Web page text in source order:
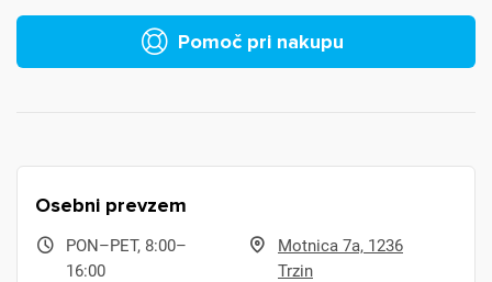
Pomoč pri nakupu
Osebni prevzem
PON–PET, 8:00–
16:00
Motnica 7a, 1236
Trzin
Za dodajanje na seznam želja morate biti prijavljeni.